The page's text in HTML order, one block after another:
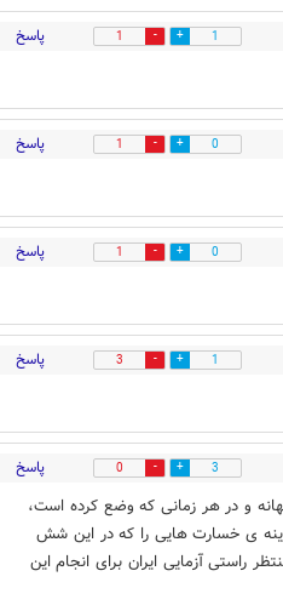
1
1 پاسخ
0
1 پاسخ
0
1 پاسخ
1
3 پاسخ
3
0 پاسخ
و در هر زمانی که وضع کرده است،
ی خسارت هایی را که در این شش
راستی آزمایی ایران برای انجام این